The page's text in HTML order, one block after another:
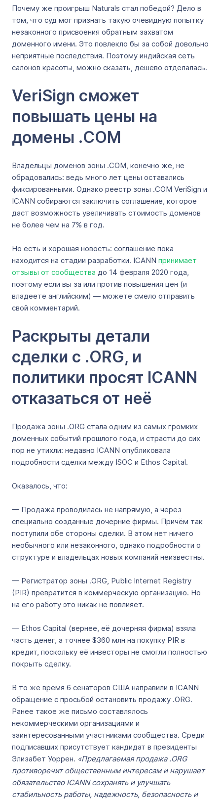
Почему же проигрыш Naturals стал победой? Дело в
том, что суд мог признать такую очевидную попытку
незаконного присвоения обратным захватом
доменного имени. Это повлекло бы за собой довольно
неприятные последствия. Поэтому индийская сеть
салонов красоты, можно сказать, дёшево отделалась.
VeriSign сможет
повышать цены на
домены .COM
Владельцы доменов зоны .COM, конечно же, не
обрадовались: ведь много лет цены оставались
фиксированными. Однако реестр зоны .COM VeriSign и
ICANN собираются заключить соглашение, которое
даст возможность увеличивать стоимость доменов
не более чем на 7% в год.
Но есть и хорошая новость: соглашение пока
находится на стадии разработки. ICANN принимает
отзывы от сообщества до 14 февраля 2020 года,
поэтому если вы за или против повышения цен (и
владеете английским) — можете смело отправить
свой комментарий.
Раскрыты детали
сделки с .ORG, и
политики просят ICANN
отказаться от неё
Продажа зоны .ORG стала одним из самых громких
доменных событий прошлого года, и страсти до сих
пор не утихли: недавно ICANN опубликовала
подробности сделки между ISOC и Ethos Capital.
Оказалось, что:
— Продажа проводилась не напрямую, а через
специально созданные дочерние фирмы. Причём так
поступили обе стороны сделки. В этом нет ничего
необычного или незаконного, однако подробности о
структуре и владельцах новых компаний неизвестны.
— Регистратор зоны .ORG, Public Internet Registry
(PIR) превратится в коммерческую организацию. Но
на его работу это никак не повлияет.
— Ethos Capital (вернее, её дочерняя фирма) взяла
часть денег, а точнее $360 млн на покупку PIR в
кредит, поскольку её инвесторы не смогли полностью
покрыть сделку.
В то же время 6 сенаторов США направили в ICANN
обращение с просьбой остановить продажу .ORG.
Ранее такое же письмо составлялось
некоммерческими организациями и
заинтересованными участниками сообщества. Среди
подписавших присутствует кандидат в президенты
Элизабет Уоррен. «Предлагаемая продажа .ORG
противоречит общественным интересам и нарушает
обязательство ICANN сохранять и улучшать
стабильность работы, надежность, безопасность и